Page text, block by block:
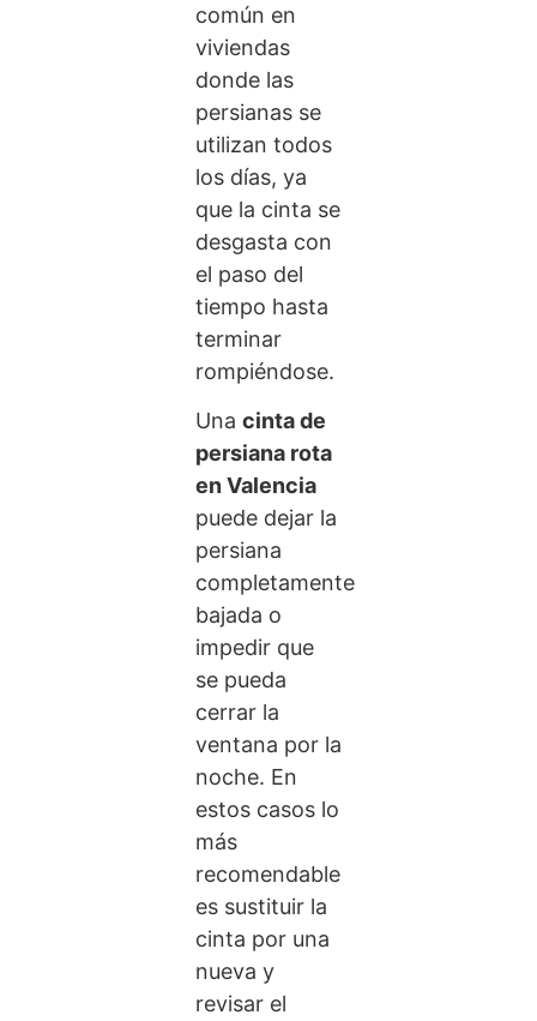
común en
viviendas
donde las
persianas se
utilizan todos
los días, ya
que la cinta se
desgasta con
el paso del
tiempo hasta
terminar
rompiéndose.
Una cinta de
persiana rota
en Valencia
puede dejar la
persiana
completamente
bajada o
impedir que
se pueda
cerrar la
ventana por la
noche. En
estos casos lo
más
recomendable
es sustituir la
cinta por una
nueva y
revisar el